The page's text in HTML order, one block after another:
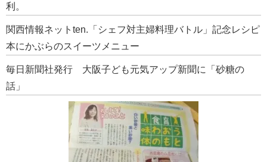
利。
関西情報ネットten.「シェフ対主婦料理バトル」記念レシピ
本にかぶらのスイーツメニュー
毎日新聞社発行 大阪子ども元気アップ新聞に「砂糖の
話」